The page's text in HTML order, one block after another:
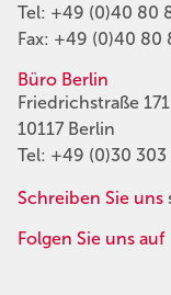
Tel: +49 (0)40 80
Fax: +49 (0)40 80
Büro Berlin
Friedrichstraße 171
10117 Berlin
Tel: +49 (0)30 303
Schreiben Sie uns
Folgen Sie uns auf